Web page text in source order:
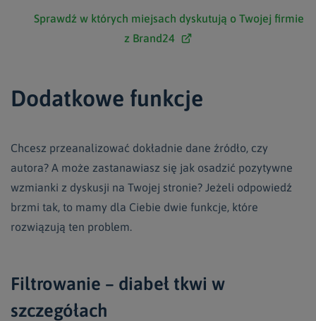
Sprawdź w których miejsach dyskutują o Twojej firmie
z Brand24
Dodatkowe funkcje
Chcesz przeanalizować dokładnie dane źródło, czy
autora? A może zastanawiasz się jak osadzić pozytywne
wzmianki z dyskusji na Twojej stronie? Jeżeli odpowiedź
brzmi tak, to mamy dla Ciebie dwie funkcje, które
rozwiązują ten problem.
Filtrowanie – diabeł tkwi w
szczegółach